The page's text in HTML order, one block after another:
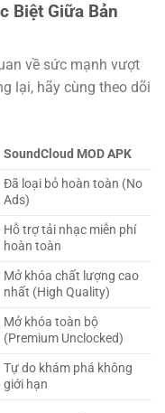
Biệt Giữa Bản
về sức mạnh vượt
lại, hãy cùng theo dõi
SoundCloud MOD APK
Đã loại bỏ hoàn toàn (No
Ads)
Hỗ trợ tải nhạc miễn phí
hoàn toàn
Mở khóa chất lượng cao
nhất (High Quality)
Mở khóa toàn bộ
(Premium Unclocked)
Tự do khám phá không
giới hạn